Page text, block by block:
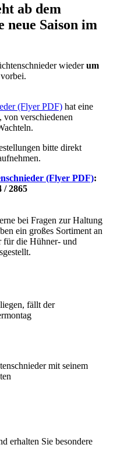
ab dem
neue Saison im
wiederum
(Flyer PDF) hat eine
verschiedenen
bitte direkt
(Flyer PDF):
/ 2865
bei Fragen zur Haltung
ein großes Sortiment an
die Hühner- und
fällt der
erhalten Sie besondere